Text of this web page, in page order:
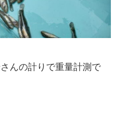
んの計りで重量計測で